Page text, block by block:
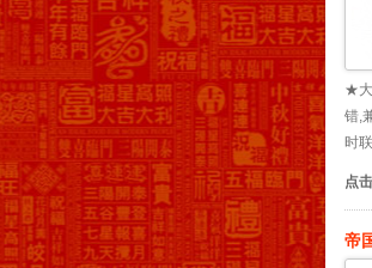
★大
错,
时
点
帝